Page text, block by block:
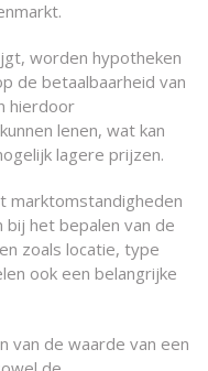
worden hypotheken
de betaalbaarheid van
hierdoor
lenen, wat kan
lagere prijzen.
marktomstandigheden
het bepalen van de
zoals locatie, type
ook een belangrijke
van de waarde van een